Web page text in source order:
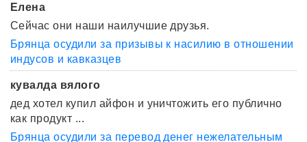
Елена
Сейчас они наши наилучшие друзья.
Брянца осудили за призывы к насилию в отношении
индусов и кавказцев
кувалда вялого
дед хотел купил айфон и уничтожить его публично
как продукт ...
Брянца осудили за перевод денег нежелательным